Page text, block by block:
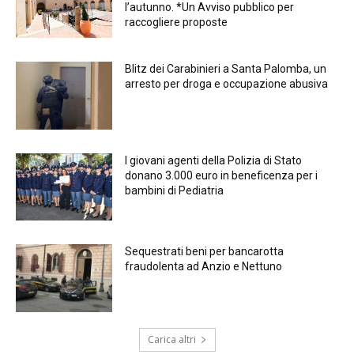
l’autunno. *Un Avviso pubblico per
raccogliere proposte
Blitz dei Carabinieri a Santa Palomba, un
arresto per droga e occupazione abusiva
I giovani agenti della Polizia di Stato
donano 3.000 euro in beneficenza per i
bambini di Pediatria
Sequestrati beni per bancarotta
fraudolenta ad Anzio e Nettuno
Carica altri